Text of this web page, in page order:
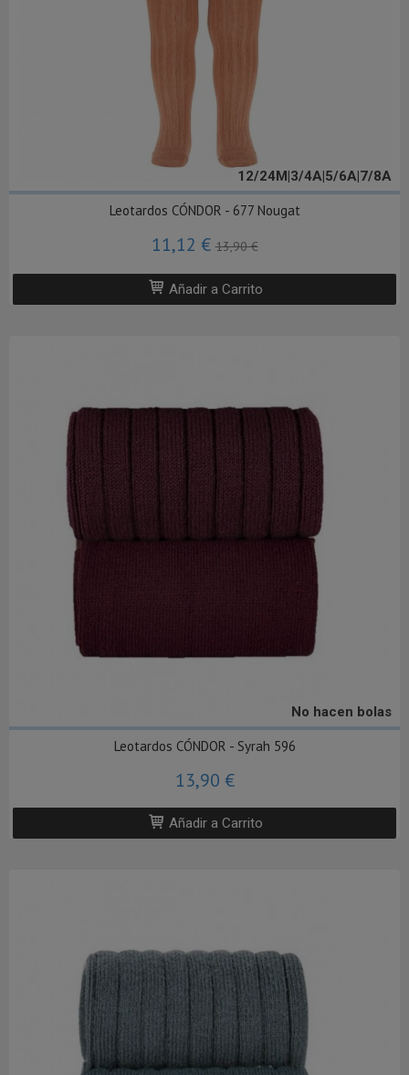
12/24M|3/4A|5/6A|7/8A
Leotardos CÓNDOR - 677 Nougat
11,12 €13,90 €
Añadir a Carrito
No hacen bolas
Leotardos CÓNDOR - Syrah 596
13,90 €
Añadir a Carrito